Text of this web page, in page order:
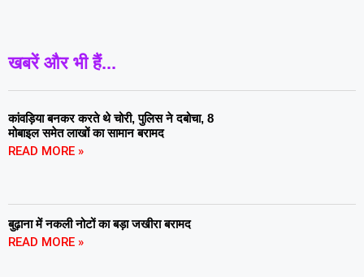
खबरें और भी हैं...
कांवड़िया बनकर करते थे चोरी, पुलिस ने दबोचा, 8
मोबाइल समेत लाखों का सामान बरामद
READ MORE »
बुढ़ाना में नकली नोटों का बड़ा जखीरा बरामद
READ MORE »